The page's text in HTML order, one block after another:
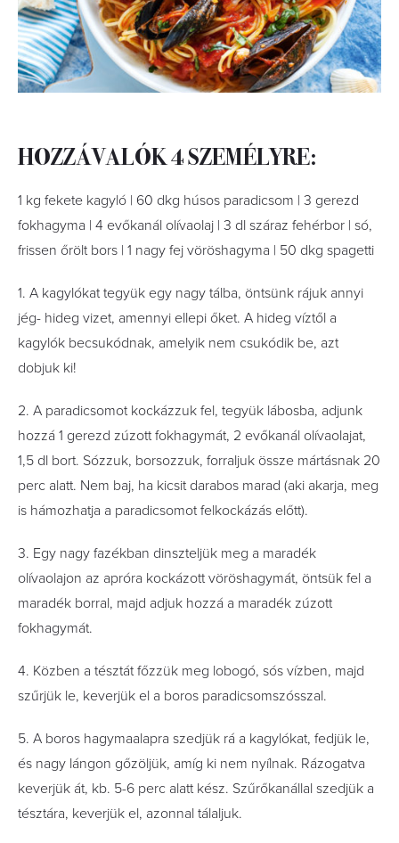
HOZZÁVALÓK 4 SZEMÉLYRE:
1 kg fekete kagyló | 60 dkg húsos paradicsom | 3 gerezd
fokhagyma | 4 evőkanál olívaolaj | 3 dl száraz fehérbor | só,
frissen őrölt bors | 1 nagy fej vöröshagyma | 50 dkg spagetti
1. A kagylókat tegyük egy nagy tálba, öntsünk rájuk annyi
jég- hideg vizet, amennyi ellepi őket. A hideg víztől a
kagylók becsukódnak, amelyik nem csukódik be, azt
dobjuk ki!
2. A paradicsomot kockázzuk fel, tegyük lábosba, adjunk
hozzá 1 gerezd zúzott fokhagymát, 2 evőkanál olívaolajat,
1,5 dl bort. Sózzuk, borsozzuk, forraljuk össze mártásnak 20
perc alatt. Nem baj, ha kicsit darabos marad (aki akarja, meg
is hámozhatja a paradicsomot felkockázás előtt).
3. Egy nagy fazékban dinszteljük meg a maradék
olívaolajon az apróra kockázott vöröshagymát, öntsük fel a
maradék borral, majd adjuk hozzá a maradék zúzott
fokhagymát.
4. Közben a tésztát főzzük meg lobogó, sós vízben, majd
szűrjük le, keverjük el a boros paradicsomszósszal.
5. A boros hagymaalapra szedjük rá a kagylókat, fedjük le,
és nagy lángon gőzöljük, amíg ki nem nyílnak. Rázogatva
keverjük át, kb. 5-6 perc alatt kész. Szűrőkanállal szedjük a
tésztára, keverjük el, azonnal tálaljuk.